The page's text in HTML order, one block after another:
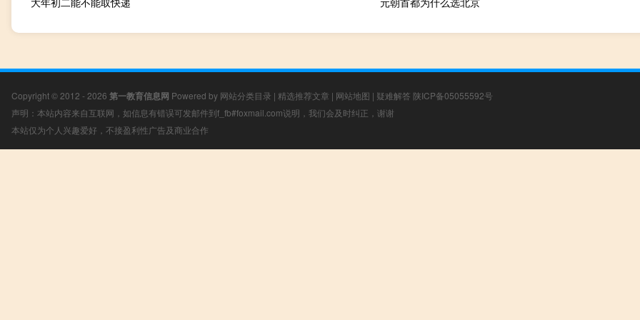
Copyright © 2012 - 2026 第一教育信息网 Powered by 网站分类目录 | 精选推荐文章 | 网站地图 | 疑难解答 陕ICP备05055592号
声明：本站内容来自互联网，如信息有错误可发邮件到f_fb#foxmail.com说明，我们会及时纠正，谢谢
本站仅为个人兴趣爱好，不接盈利性广告及商业合作